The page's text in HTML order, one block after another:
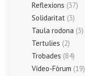
Reflexions (37)
Solidaritat (3)
Taula rodona (3)
Tertulies (2)
Trobades (84)
Vídeo-Fòrum (19)